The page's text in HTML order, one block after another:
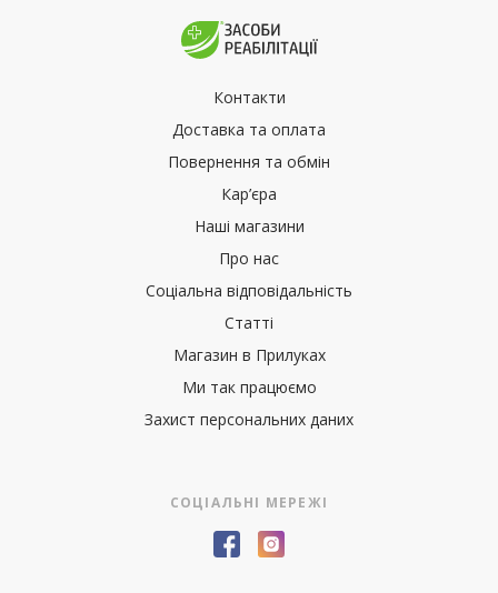
Контакти
Доставка та оплата
Повернення та обмін
Кар’єра
Наші магазини
Про нас
Соціальна відповідальність
Статті
Магазин в Прилуках
Ми так працюємо
Захист персональних даних
СОЦІАЛЬНІ МЕРЕЖІ